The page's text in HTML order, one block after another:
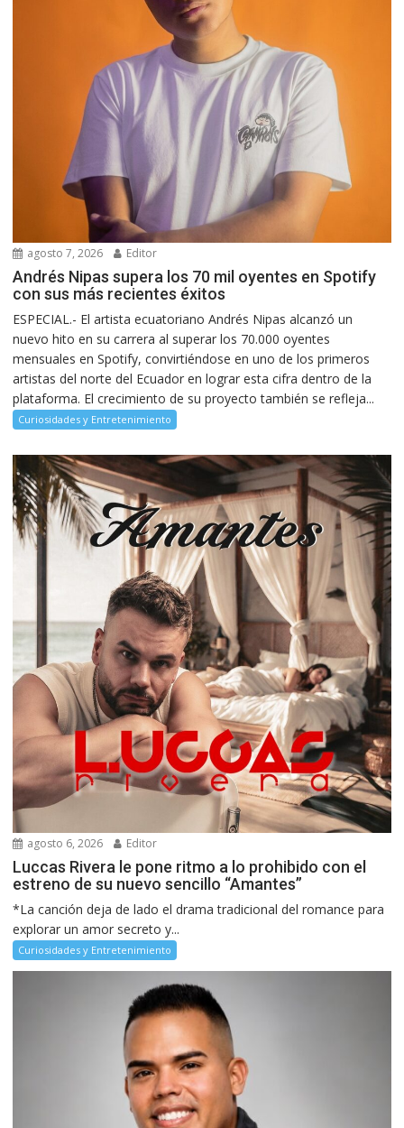
agosto 7, 2026 Editor
Andrés Nipas supera los 70 mil oyentes en Spotify
con sus más recientes éxitos
ESPECIAL.- El artista ecuatoriano Andrés Nipas alcanzó un
nuevo hito en su carrera al superar los 70.000 oyentes
mensuales en Spotify, convirtiéndose en uno de los primeros
artistas del norte del Ecuador en lograr esta cifra dentro de la
plataforma. El crecimiento de su proyecto también se refleja...
Curiosidades y Entretenimiento
agosto 6, 2026 Editor
Luccas Rivera le pone ritmo a lo prohibido con el
estreno de su nuevo sencillo “Amantes”
*La canción deja de lado el drama tradicional del romance para
explorar un amor secreto y...
Curiosidades y Entretenimiento